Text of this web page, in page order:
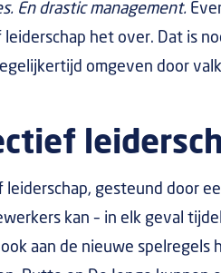
En drastic management.
het over. Dat is
omgeven door
leiderschap, gesteund door
kan – in elk geval
aan de nieuwe spelregels